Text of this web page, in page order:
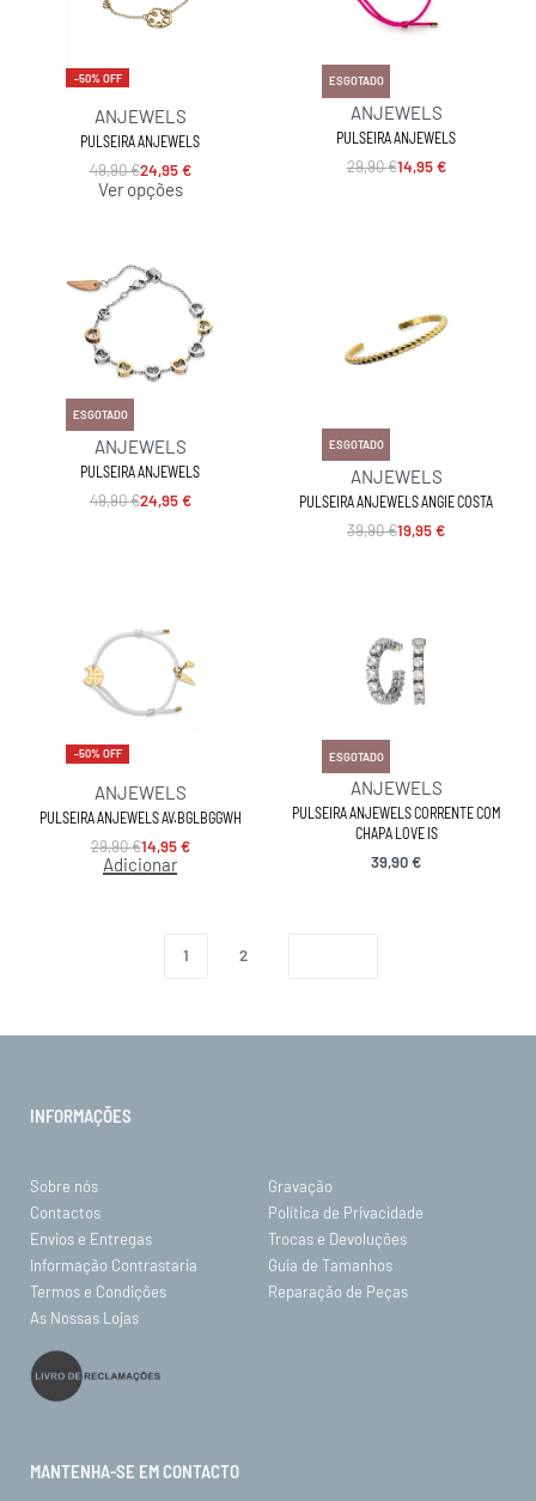
-50% OFF
ANJEWELS
PULSEIRA ANJEWELS
49,90€24,95€
Ver opções
-50% OFF
ESGOTADO
ANJEWELS
PULSEIRA ANJEWELS
29,90€14,95€
-50% OFF
ESGOTADO
ANJEWELS
PULSEIRA ANJEWELS
49,90€24,95€
-50% OFF
ESGOTADO
ANJEWELS
PULSEIRA ANJEWELS ANGIE COSTA
39,90€19,95€
-50% OFF
ANJEWELS
PULSEIRA ANJEWELS AV.BGLBGGWH
29,90€14,95€
Adicionar
ESGOTADO
ANJEWELS
PULSEIRA ANJEWELS CORRENTE COM
CHAPA LOVE IS
39,90€
1 2
INFORMAÇÕES
Sobre nós
Gravação
Contactos
Política de Privacidade
Envios e Entregas
Trocas e Devoluções
Informação Contrastaria
Guia de Tamanhos
Termos e Condições
Reparação de Peças
As Nossas Lojas
MANTENHA-SE EM CONTACTO